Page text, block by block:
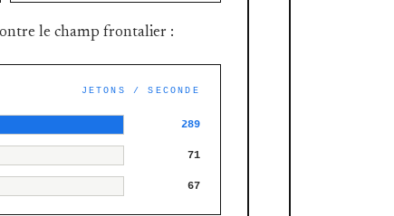
le champ frontalier :
JETONS / SECONDE
289
71
67